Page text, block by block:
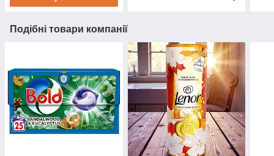
Подібні товари компанії